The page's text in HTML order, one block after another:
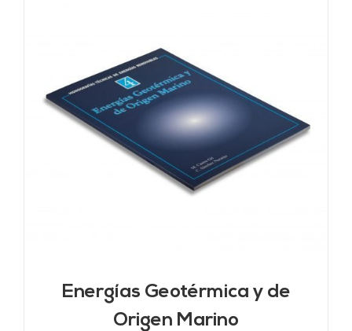
Energías Geotérmica y de
Origen Marino